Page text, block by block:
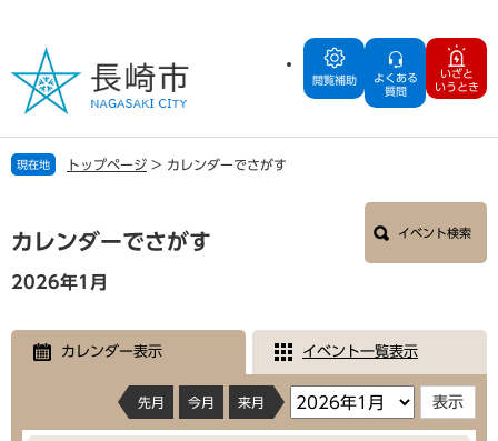
の
で
す
ー
ば
し
文
閲覧補助
よくある
質問
いざと
いうとき
現在地 トップページ > カレンダーでさがす
文
カレンダーでさがす イベント検索
2026年1月
カレンダー表示 イベント一覧表示
先月 今月 来月